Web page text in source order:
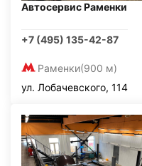
Автосервис Раменки
+7 (495) 135-42-87
Раменки(900 м)
ул. Лобачевского, 114